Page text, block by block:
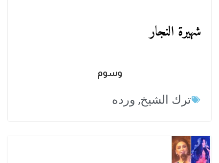
شهيرة النجار
وسوم
ترك الشيخ, ورده